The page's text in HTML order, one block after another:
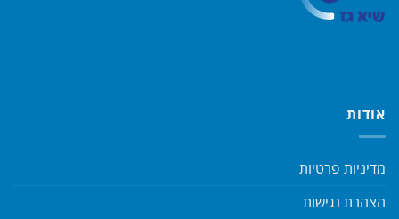
אודות
מדיניות פרטיות
הצהרת נגישות